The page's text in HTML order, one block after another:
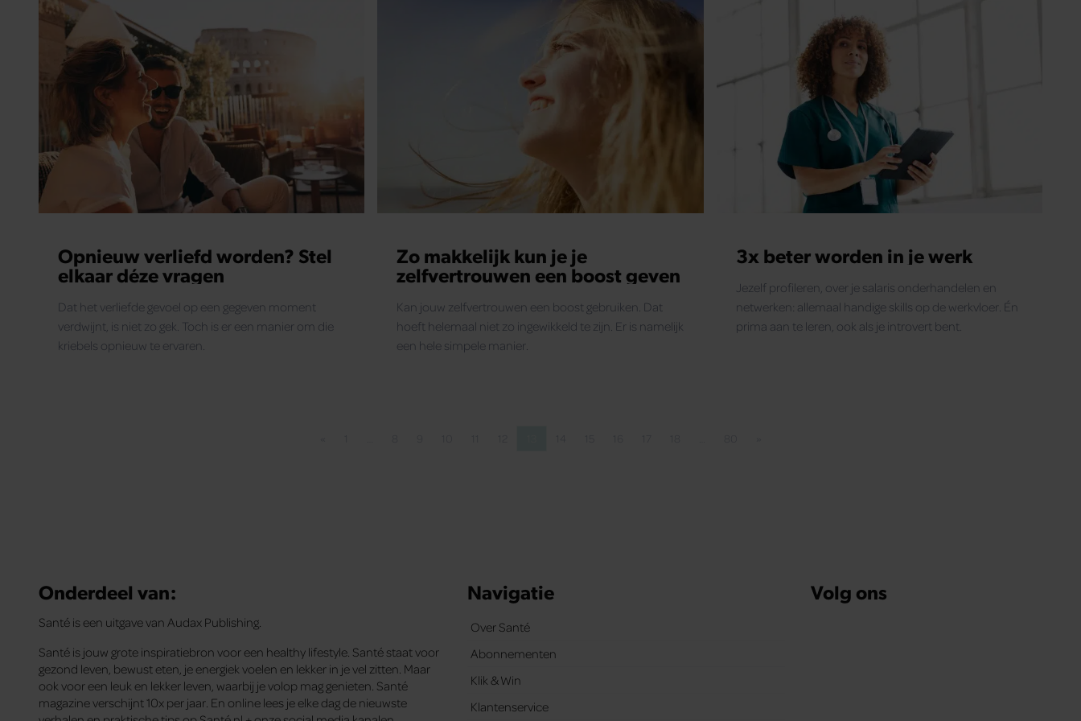
Mindfulness-expert Marisa Garau geeft in dit artikel
burnout symptomen snel te onderkennen… en
daadkrachtig in te grijpen voordat je in een burnout
Opnieuw verliefd worden? Stel
elkaar déze vragen
Dat het verliefde gevoel op een gegeven moment
verdwijnt, is niet zo gek. Toch is er een manier om die
kriebels opnieuw te ervaren.
Zo makkelijk kun je je
zelfvertrouwen een boost geven
Kan jouw zelfvertrouwen een boost gebruiken. Dat
hoeft helemaal niet zo ingewikkeld te zijn. Er is namelijk
een hele simpele manier.
3x beter worden in je werk
Jezelf profileren, over je salaris onderhandelen en
netwerken: allemaal handige skills op de werkvloer. Én
prima aan te leren, ook als je introvert bent.
Onderdeel van:
Santé is een uitgave van Audax Publishing.
Santé is jouw grote inspiratiebron voor een healthy lifestyle. Santé staat voor
gezond leven, bewust eten, je energiek voelen en lekker in je vel zitten. Maar
ook voor een leuk en lekker leven, waarbij je volop mag genieten. Santé
magazine verschijnt 10x per jaar. En online lees je elke dag de nieuwste
Navigatie
Over Santé
Abonnementen
Klik & Win
Klantenservice
Volg ons